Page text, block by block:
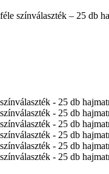
színválaszték – 25 db